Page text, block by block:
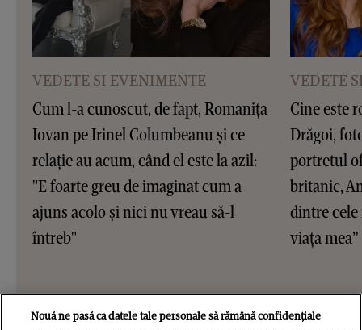
VEDETE SI EVENIMENTE
Cum l-a cunoscut, de fapt, Romanița
Iovan pe Irinel Columbeanu și ce
relație au acum, când el este la azil:
"E foarte greu de imaginat cum a
ajuns acolo și nici nu vreau să-l
întreb"
VEDETE
Cine este
Drăgoi,
portretul
britanic,
dintre
viața mea”
Nouă ne pasă ca datele tale personale să rămână confidențiale